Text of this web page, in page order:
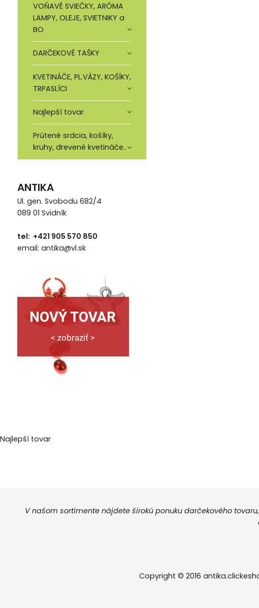
VOŇAVÉ SVIEČKY, ARÓMA
LAMPY, OLEJE, SVIETNIKY a
BO
DARČEKOVÉ TAŠKY
KVETINÁČE, PL.VÁZY, KOŠÍKY,
TRPASLÍCI
Najlepší tovar
Prútené srdcia, košíky,
kruhy, drevené kvetináče..
ANTIKA
Ul. gen. Svobodu 682/4
089 01 Svidník
tel: +421 905 570 850
email: antika@vl.sk
Najlepší tovar
V našom sortimente nájdete širokú ponuku darčekového
Copyright © 2016